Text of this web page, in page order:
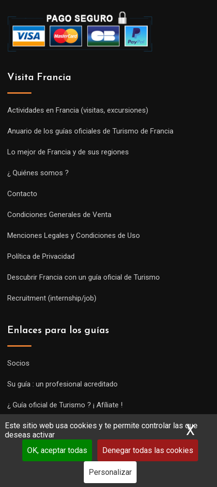
Este sitio web usa cookies y te permite controlar las que
deseas activar
OK, aceptar todas
Denegar todas las cookies
Personalizar
X
Visita Francia
Actividades en Francia (visitas, excursiones)
Anuario de los guías oficiales de Turismo de Francia
Lo mejor de Francia y de sus regiones
¿ Quiénes somos ?
Contacto
Condiciones Generales de Venta
Menciones Legales y Condiciones de Uso
Política de Privacidad
Descubrir Francia con un guía oficial de Turismo
Recruitment (internship/job)
Enlaces para los guías
Socios
Su guía : un profesional acreditado
¿ Guía oficial de Turismo ? ¡ Afíliate !
Subir una visita y empezar a trabajar !